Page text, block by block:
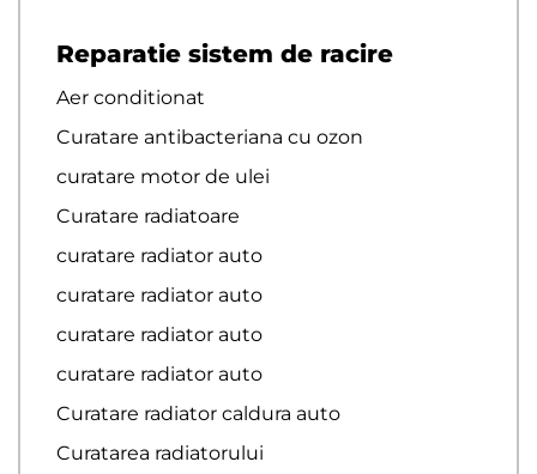
Reparatie sistem de racire
Aer conditionat
Curatare antibacteriana cu ozon
curatare motor de ulei
Curatare radiatoare
curatare radiator auto
curatare radiator auto
curatare radiator auto
curatare radiator auto
Curatare radiator caldura auto
Curatarea radiatorului